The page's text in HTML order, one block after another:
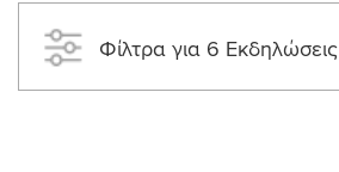
Φίλτρα για 6 Εκδηλώσεις